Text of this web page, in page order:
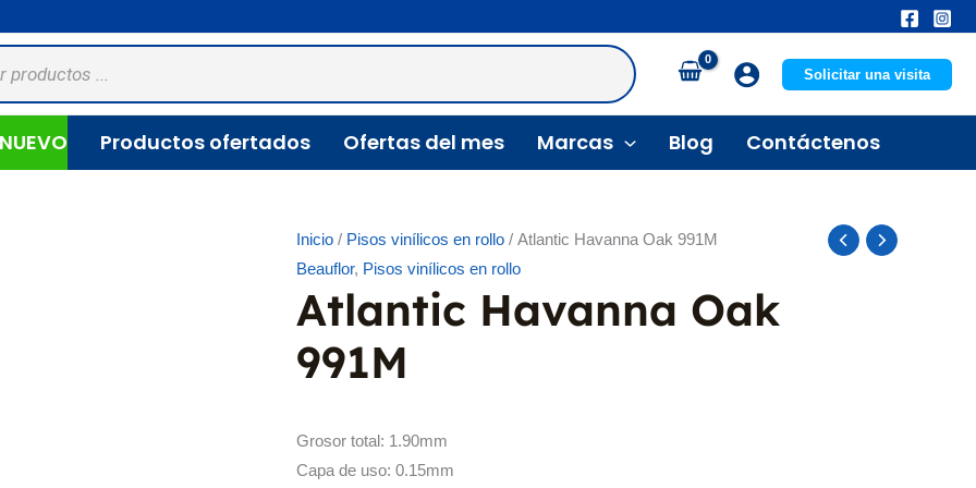
Solicitar una visita
NUEVO Productos ofertados Ofertas del mes Marcas Blog Contáctenos
Inicio / Pisos vinílicos en rollo / Atlantic Havanna Oak 991M
Beauflor, Pisos vinílicos en rollo
Atlantic Havanna Oak
991M
Grosor total: 1.90mm
Capa de uso: 0.15mm